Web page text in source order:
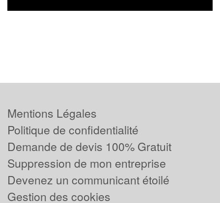
Mentions Légales
Politique de confidentialité
Demande de devis 100% Gratuit
Suppression de mon entreprise
Devenez un communicant étoilé
Gestion des cookies